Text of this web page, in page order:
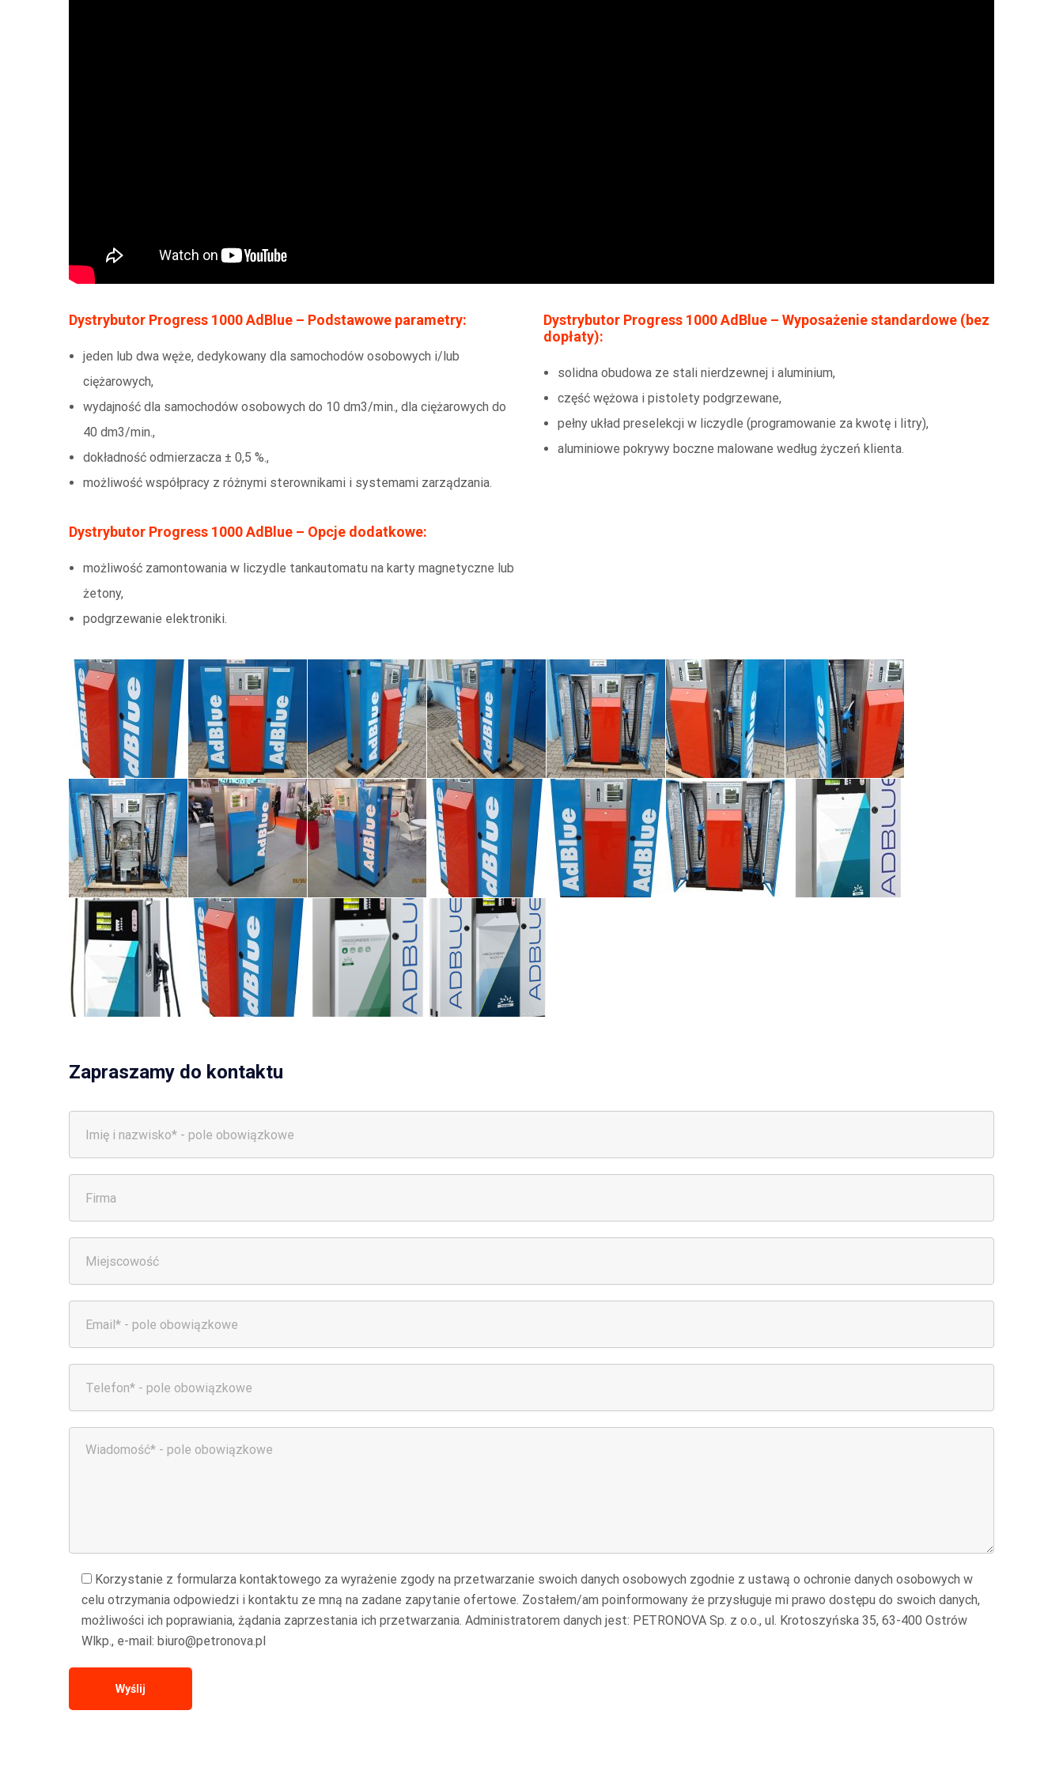
Dystrybutor Progress 1000 AdBlue – Podstawowe parametry:
jeden lub dwa węże, dedykowany dla samochodów osobowych i/lub
ciężarowych,
wydajność dla samochodów osobowych do 10 dm3/min., dla ciężarowych do
40 dm3/min.,
dokładność odmierzacza ± 0,5 %.,
możliwość współpracy z różnymi sterownikami i systemami zarządzania.
Dystrybutor Progress 1000 AdBlue – Opcje dodatkowe:
możliwość zamontowania w liczydle tankautomatu na karty magnetyczne lub
żetony,
podgrzewanie elektroniki.
Dystrybutor Progress 1000 AdBlue – Wyposażenie standardowe (bez
dopłaty):
solidna obudowa ze stali nierdzewnej i aluminium,
część wężowa i pistolety podgrzewane,
pełny układ preselekcji w liczydle (programowanie za kwotę i litry),
aluminiowe pokrywy boczne malowane według życzeń klienta.
Zapraszamy do kontaktu
Korzystanie z formularza kontaktowego za wyrażenie zgody na przetwarzanie swoich danych osobowych zgodnie z ustawą o ochronie danych osobowych w
celu otrzymania odpowiedzi i kontaktu ze mną na zadane zapytanie ofertowe. Zostałem/am poinformowany że przysługuje mi prawo dostępu do swoich danych,
możliwości ich poprawiania, żądania zaprzestania ich przetwarzania. Administratorem danych jest: PETRONOVA Sp. z o.o., ul. Krotoszyńska 35, 63-400 Ostrów
Wlkp., e-mail: biuro@petronova.pl